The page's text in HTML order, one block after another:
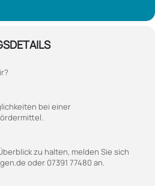
bei einer
zu halten, melden Sie sich
oder 07391 77480 an.